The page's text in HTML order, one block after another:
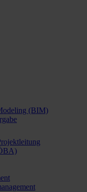
(BIM)